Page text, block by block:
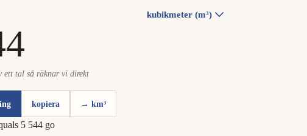
kubikmeter (m³)
ett tal så räknar vi direkt
kopiera → km³
5 544 go